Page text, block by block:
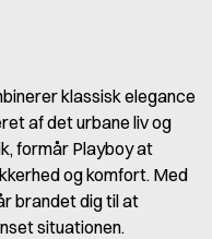
klassisk elegance
af det urbane liv og
formår Playboy at
og komfort. Med
brandet dig til at
situationen.